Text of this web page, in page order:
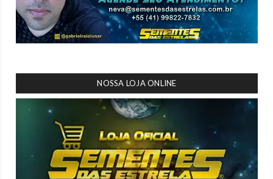
NOSSA LOJA ONLINE